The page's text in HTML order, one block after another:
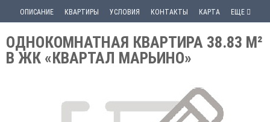
ОПИСАНИЕ КВАРТИРЫ УСЛОВИЯ КОНТАКТЫ КАРТА ЕЩЕ
ОДНОКОМНАТНАЯ КВАРТИРА 38.83 М²
В ЖК «КВАРТАЛ МАРЬИНО»